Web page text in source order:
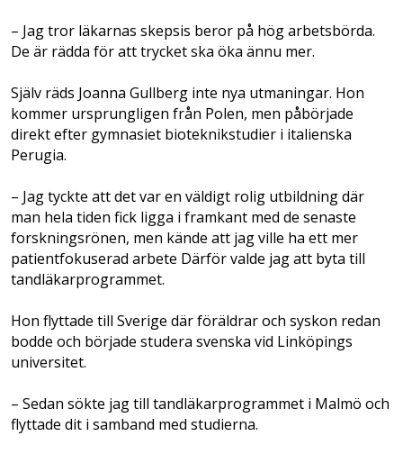
– Jag tror läkarnas skepsis beror på hög arbetsbörda.
De är rädda för att trycket ska öka ännu mer.
Själv räds Joanna Gullberg inte nya utmaningar. Hon
kommer ursprungligen från Polen, men påbörjade
direkt efter gymnasiet bioteknikstudier i italienska
Perugia.
– Jag tyckte att det var en väldigt rolig utbildning där
man hela tiden fick ligga i framkant med de senaste
forskningsrönen, men kände att jag ville ha ett mer
patientfokuserad arbete Därför valde jag att byta till
tandläkarprogrammet.
Hon flyttade till Sverige där föräldrar och syskon redan
bodde och började studera svenska vid Linköpings
universitet.
– Sedan sökte jag till tandläkarprogrammet i Malmö och
flyttade dit i samband med studierna.